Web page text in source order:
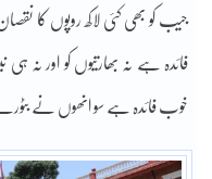
جیب کو بھی کئی لاکھ روپوں کا
فائدہ ہے نہ بھارتیوں کو اور نہ ہی
خوب فائدہ ہے سو انھوں نے بٹورے